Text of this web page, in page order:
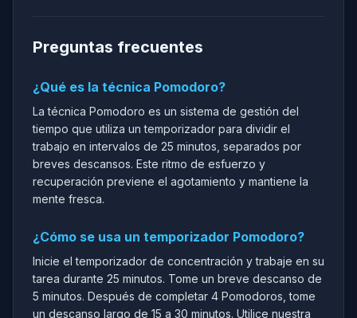
Preguntas frecuentes
¿Qué es la técnica Pomodoro?
La técnica Pomodoro es un sistema de gestión del
tiempo que utiliza un temporizador para dividir el
trabajo en intervalos de 25 minutos, separados por
breves descansos. Este ritmo de esfuerzo y
recuperación previene el agotamiento y mantiene la
mente fresca.
¿Cómo se usa un temporizador Pomodoro?
Inicie el temporizador de concentración y trabaje en su
tarea durante 25 minutos. Tome un breve descanso de
5 minutos. Después de completar 4 Pomodoros, tome
un descanso largo de 15 a 30 minutos. Utilice nuestra